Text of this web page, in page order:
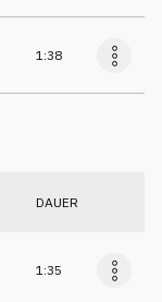
1:38
DAUER
1:35